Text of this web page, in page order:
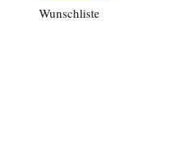
Wunschliste